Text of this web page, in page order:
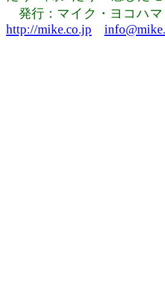
発行：マイク・ヨコハ
http://mike.co.jp